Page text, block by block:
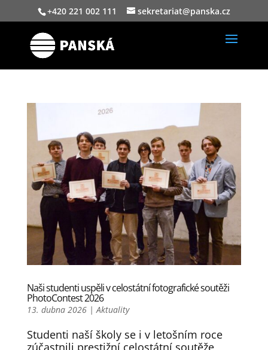
+420 221 002 111 sekretariat@panska.cz
Naši studenti uspěli v celostátní fotografické soutěži
PhotoContest 2026
13. dubna 2026|Aktuality
Studenti naší školy se i v letošním roce
zúčastnili prestižní celostátní soutěže